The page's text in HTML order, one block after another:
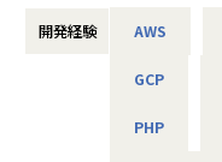
・開発の標準化、共通
底上げする仕組みづくり
◯ インフラ運用
果たしており
◆募集ポジション
開発経験 AWS
GCP
PHP